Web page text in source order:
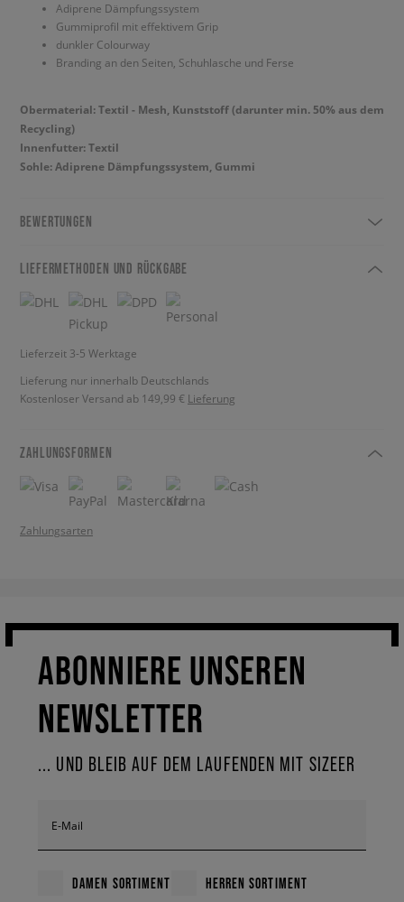
Adiprene Dämpfungssystem
Gummiprofil mit effektivem Grip
dunkler Colourway
Branding an den Seiten, Schuhlasche und Ferse
Obermaterial: Textil - Mesh, Kunststoff (darunter min. 50% aus dem
Recycling)
Innenfutter: Textil
Sohle: Adiprene Dämpfungssystem, Gummi
BEWERTUNGEN
LIEFERMETHODEN UND RÜCKGABE
Lieferzeit 3-5 Werktage
Lieferung nur innerhalb Deutschlands
Kostenloser Versand ab 149,99 € Lieferung
ZAHLUNGSFORMEN
Zahlungsarten
ABONNIERE UNSEREN
NEWSLETTER
... UND BLEIB AUF DEM LAUFENDEN MIT SIZEER
E-Mail
DAMEN SORTIMENT HERREN SORTIMENT